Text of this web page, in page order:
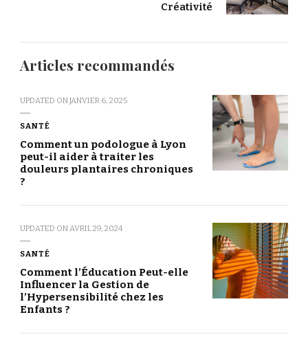
Créativité
Articles recommandés
UPDATED ONJANVIER 6, 2025
SANTÉ
Comment un podologue à Lyon
peut-il aider à traiter les
douleurs plantaires chroniques
?
UPDATED ONAVRIL 29, 2024
SANTÉ
Comment l’Éducation Peut-elle
Influencer la Gestion de
l’Hypersensibilité chez les
Enfants ?